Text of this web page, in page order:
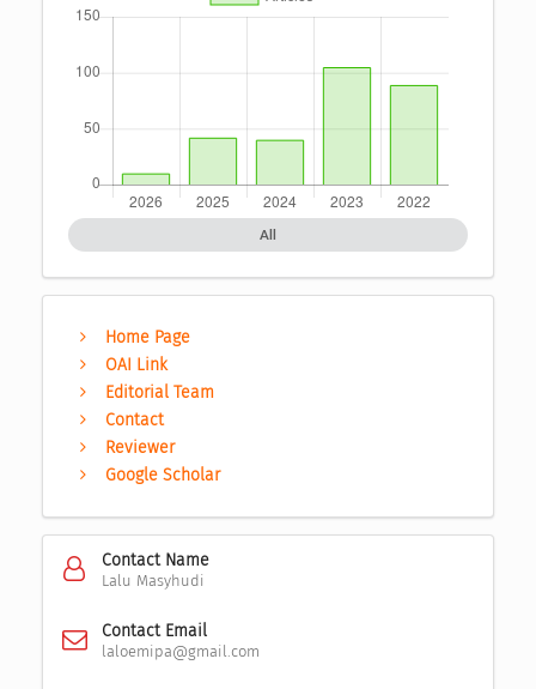
All
Home Page
OAI Link
Editorial Team
Contact
Reviewer
Google Scholar
Contact Name
Lalu Masyhudi
Contact Email
laloemipa@gmail.com